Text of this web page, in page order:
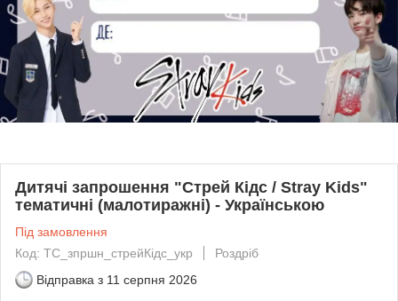
Дитячі запрошення "Стрей Кідс / Stray Kids"
тематичні (малотиражні) - Українською
Під замовлення
Код: ТC_зпршн_стрейКідс_укр
Роздріб
Відправка з 11 серпня 2026